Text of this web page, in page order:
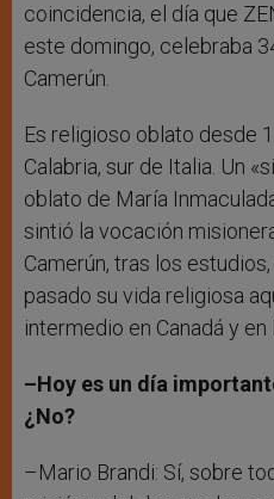
coincidencia, el día que
este domingo, celebraba
Camerún.
Es religioso oblato desde
Calabria, sur de Italia. Un
oblato de María
sintió la vocación
Camerún, tras los
pasado su vida religiosa
intermedio en Canadá y en
–Hoy es un día
¿No?
–Mario Brandi: Sí, sobre